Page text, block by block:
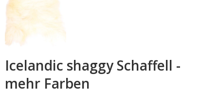
Icelandic shaggy Schaffell -
mehr Farben